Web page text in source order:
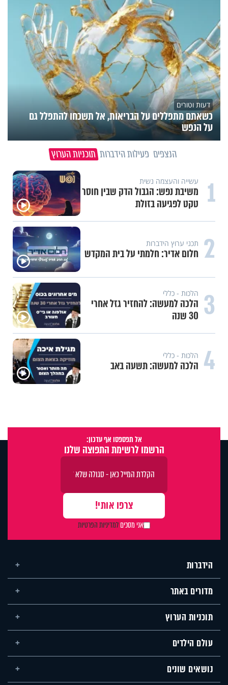
דעות וטורים
כשאתם מתפללים על הבריאות, אל תשכחו להתפלל גם
על הנפש
הנצפים פעילות הידברות תוכניות הערוץ
1 עשייה והעצמה נשית
משיבת נפש: הגבול הדק שבין חוסר
טקט לפגיעה בזולת
2 תכני ערוץ הידברות
חלום אדיר: חלמתי על בית המקדש
3 הלכות - כללי
הלכה למעשה: להחזיר גזל אחרי
30 שנה
4 הלכות - כללי
הלכה למעשה: תשעה באב
אל תפספסו אף עדכון:
הרשמו לרשימת התפוצה שלנו
אני מסכיםלמדיניות הפרטיות
הידברות
מדורים באתר
תוכניות הערוץ
עולם הילדים
נושאים שונים